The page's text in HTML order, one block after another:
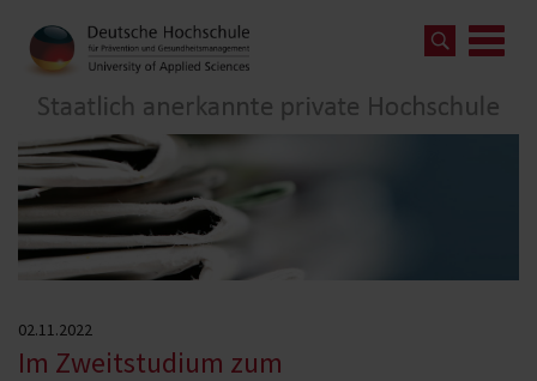
02.11.2022
Im Zweitstudium zum